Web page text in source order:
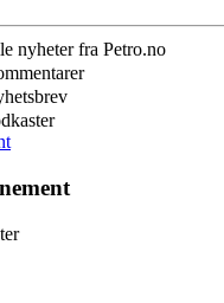
nyheter fra Petro.no